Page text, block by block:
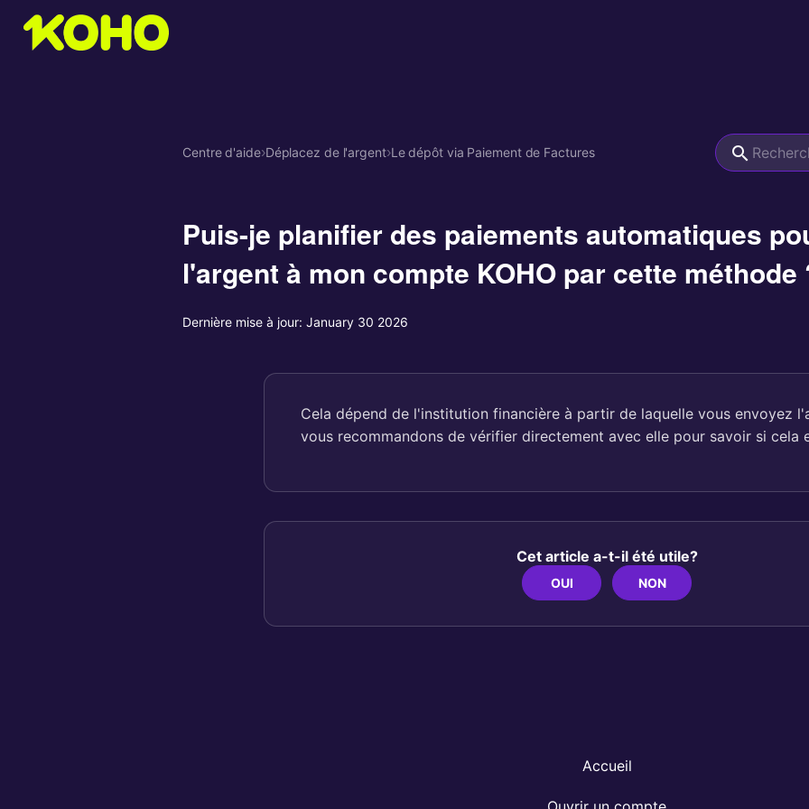
Centre d'aide›Déplacez de l'argent›Le dépôt via Paiement de Factures
Puis-je planifier des paiements automatiques
l'argent à mon compte KOHO par cette méthode
Dernière mise à jour: January 30 2026
Cela dépend de l'institution financière à partir de laquelle vous envoyez
vous recommandons de vérifier directement avec elle pour savoir si cela
Cet article a-t-il été utile?
OUI NON
Accueil